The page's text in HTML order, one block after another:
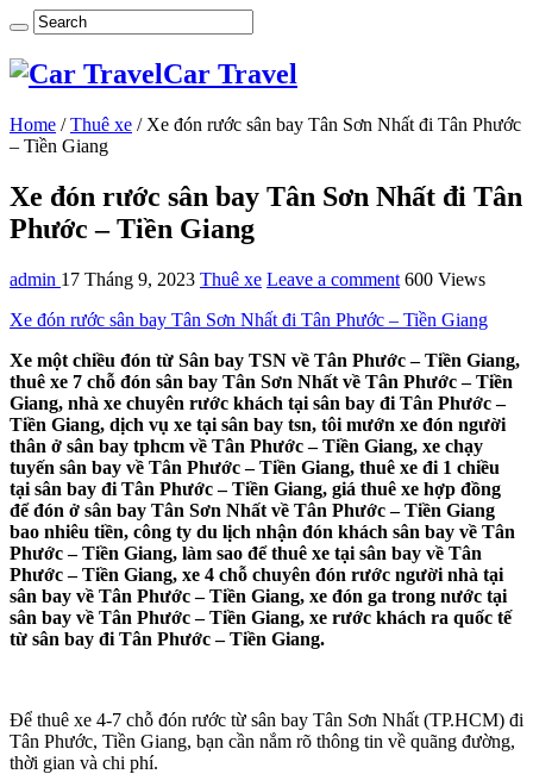
Car Travel
Home / Thuê xe / Xe đón rước sân bay Tân Sơn Nhất đi Tân Phước
– Tiền Giang
Xe đón rước sân bay Tân Sơn Nhất đi Tân
Phước – Tiền Giang
admin 17 Tháng 9, 2023 Thuê xe Leave a comment 600 Views
Xe đón rước sân bay Tân Sơn Nhất đi Tân Phước – Tiền Giang
Xe một chiều đón từ Sân bay TSN về Tân Phước – Tiền Giang,
thuê xe 7 chỗ đón sân bay Tân Sơn Nhất về Tân Phước – Tiền
Giang, nhà xe chuyên rước khách tại sân bay đi Tân Phước –
Tiền Giang, dịch vụ xe tại sân bay tsn, tôi mướn xe đón người
thân ở sân bay tphcm về Tân Phước – Tiền Giang, xe chạy
tuyến sân bay về Tân Phước – Tiền Giang, thuê xe đi 1 chiều
tại sân bay đi Tân Phước – Tiền Giang, giá thuê xe hợp đồng
để đón ở sân bay Tân Sơn Nhất về Tân Phước – Tiền Giang
bao nhiêu tiền, công ty du lịch nhận đón khách sân bay về Tân
Phước – Tiền Giang, làm sao để thuê xe tại sân bay về Tân
Phước – Tiền Giang, xe 4 chỗ chuyên đón rước người nhà tại
sân bay về Tân Phước – Tiền Giang, xe đón ga trong nước tại
sân bay về Tân Phước – Tiền Giang, xe rước khách ra quốc tế
từ sân bay đi Tân Phước – Tiền Giang.
Để thuê xe 4-7 chỗ đón rước từ sân bay Tân Sơn Nhất (TP.HCM) đi
Tân Phước, Tiền Giang, bạn cần nắm rõ thông tin về quãng đường,
thời gian và chi phí.